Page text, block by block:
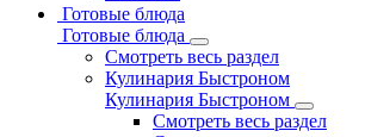
Готовые блюда
Готовые блюда
Смотреть весь раздел
Кулинария Быстроном
Кулинария Быстроном
Смотреть весь раздел